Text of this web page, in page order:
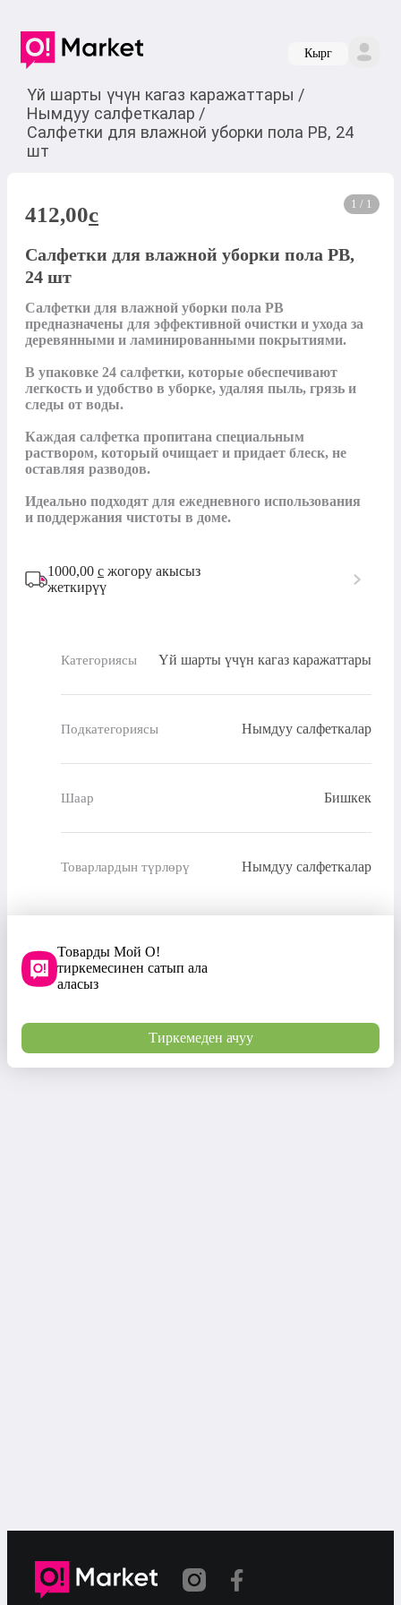
Кырг
Үй шарты үчүн кагаз каражаттары /
Нымдуу салфеткалар /
Салфетки для влажной уборки пола PB, 24
шт
1 / 1
412,00c
Салфетки для влажной уборки пола PB,
24 шт
Салфетки для влажной уборки пола PB
предназначены для эффективной очистки и ухода за
деревянными и ламинированными покрытиями.
В упаковке 24 салфетки, которые обеспечивают
легкость и удобство в уборке, удаляя пыль, грязь и
следы от воды.
Каждая салфетка пропитана специальным
раствором, который очищает и придает блеск, не
оставляя разводов.
Идеально подходят для ежедневного использования
и поддержания чистоты в доме.
1000,00 с жогору акысыз
жеткирүү
Категориясы Үй шарты үчүн кагаз каражаттары
Подкатегориясы Нымдуу салфеткалар
Шаар Бишкек
Товарлардын түрлөрү Нымдуу салфеткалар
Товарды Мой О!
тиркемесинен сатып ала
аласыз
Тиркемеден ачуу